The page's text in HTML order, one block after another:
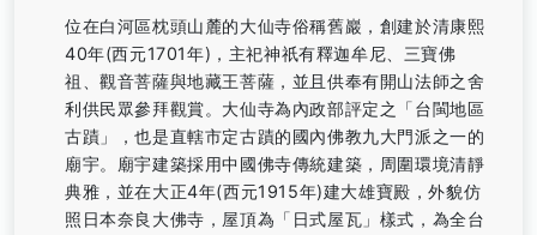
位在白河區枕頭山麓的大仙寺俗稱舊巖，創建於清康熙
40年(西元1701年)，主祀神祇有釋迦牟尼、三寶佛
祖、觀音菩薩與地藏王菩薩，並且供奉有開山法師之舍
利供民眾參拜觀賞。大仙寺為內政部評定之「台閩地區
古蹟」，也是直轄市定古蹟的國內佛教九大門派之一的
廟宇。廟宇建築採用中國佛寺傳統建築，周圍環境清靜
典雅，並在大正4年(西元1915年)建大雄寶殿，外貌仿
照日本奈良大佛寺，屋頂為「日式屋瓦」樣式，為全台